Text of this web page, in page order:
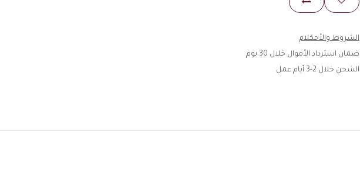
الشروط والأحكلام
ضمان استرداد الأموال خلال 30 يوم
الشحن خلال 2-3 أيام عمل